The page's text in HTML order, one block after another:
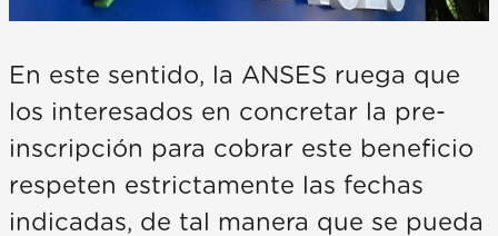
En este sentido, la ANSES ruega que
los interesados en concretar la pre-
inscripción para cobrar este beneficio
respeten estrictamente las fechas
indicadas, de tal manera que se pueda